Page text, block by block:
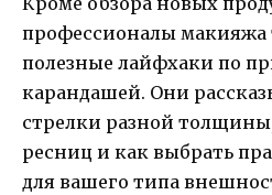
профессионалы макияжа
полезные лайфхаки по
карандашей. Они
стрелки разной
ресниц и как выбрать
для вашего типа